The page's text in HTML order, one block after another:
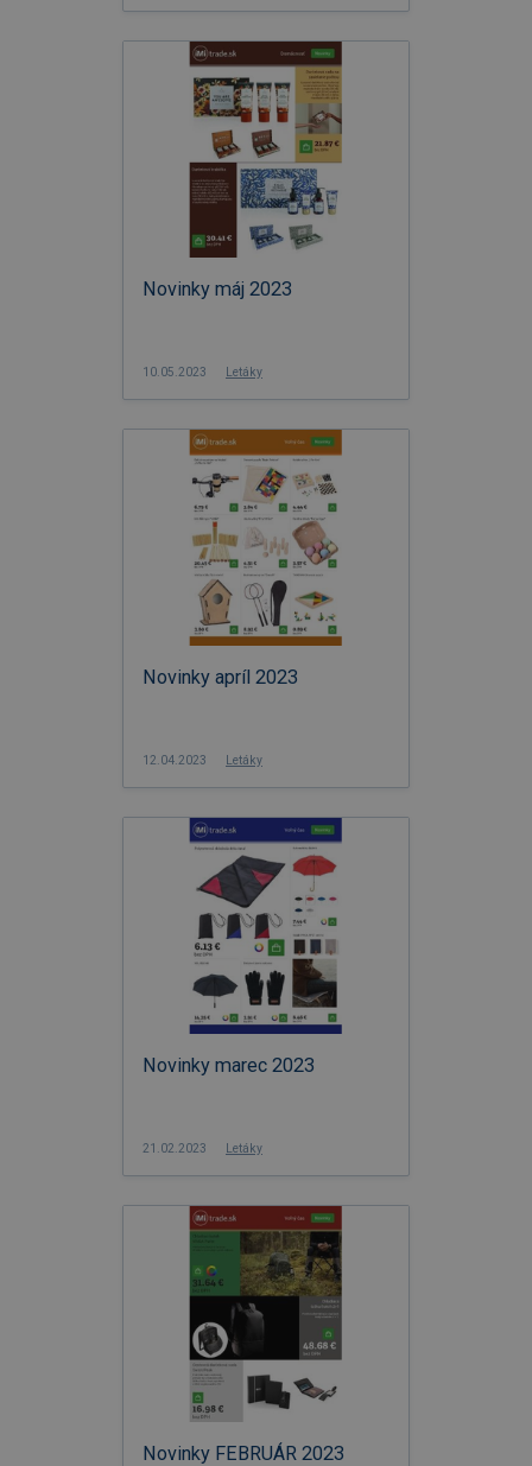
Novinky máj 2023
10.05.2023 Letáky
Novinky apríl 2023
12.04.2023 Letáky
Novinky marec 2023
21.02.2023 Letáky
Novinky FEBRUÁR 2023